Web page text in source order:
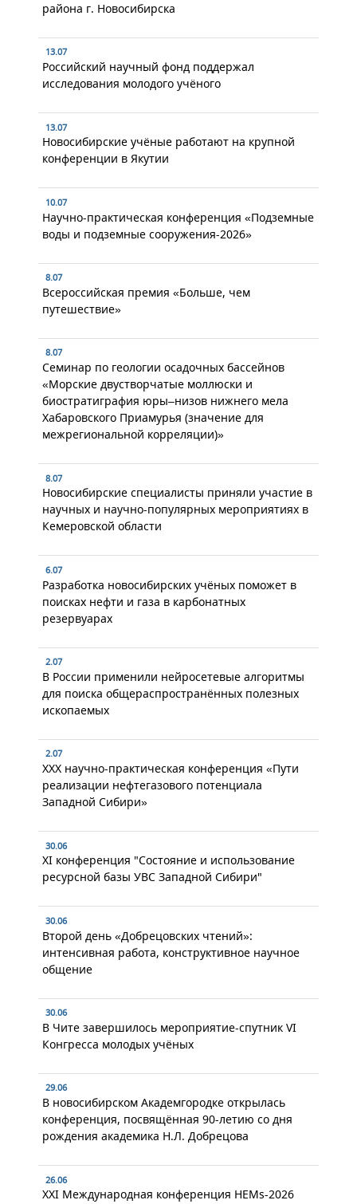
района г. Новосибирска
13.07
Российский научный фонд поддержал
исследования молодого учёного
13.07
Новосибирские учёные работают на крупной
конференции в Якутии
10.07
Научно-практическая конференция «Подземные
воды и подземные сооружения-2026»
8.07
Всероссийская премия «Больше, чем
путешествие»
8.07
Семинар по геологии осадочных бассейнов
«Морские двустворчатые моллюски и
биостратиграфия юры–низов нижнего мела
Хабаровского Приамурья (значение для
межрегиональной корреляции)»
8.07
Новосибирские специалисты приняли участие в
научных и научно-популярных мероприятиях в
Кемеровской области
6.07
Разработка новосибирских учёных поможет в
поисках нефти и газа в карбонатных
резервуарах
2.07
В России применили нейросетевые алгоритмы
для поиска общераспространённых полезных
ископаемых
2.07
XXX научно-практическая конференция «Пути
реализации нефтегазового потенциала
Западной Сибири»
30.06
XI конференция "Состояние и использование
ресурсной базы УВС Западной Сибири"
30.06
Второй день «Добрецовских чтений»:
интенсивная работа, конструктивное научное
общение
30.06
В Чите завершилось мероприятие-спутник VI
Конгресса молодых учёных
29.06
В новосибирском Академгородке открылась
конференция, посвящённая 90-летию со дня
рождения академика Н.Л. Добрецова
26.06
XXI Международная конференция HEMs-2026